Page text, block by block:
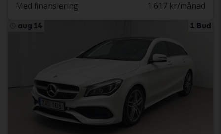
Med finansiering 1 617 kr/månad
aug 14 1 Bud